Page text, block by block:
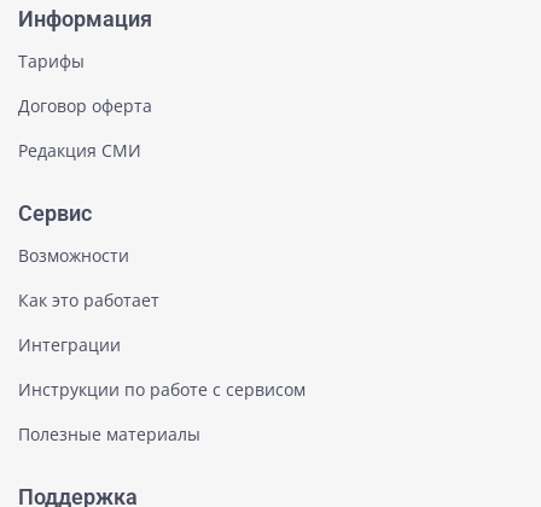
Информация
Тарифы
Договор оферта
Редакция СМИ
Сервис
Возможности
Как это работает
Интеграции
Инструкции по работе с сервисом
Полезные материалы
Поддержка